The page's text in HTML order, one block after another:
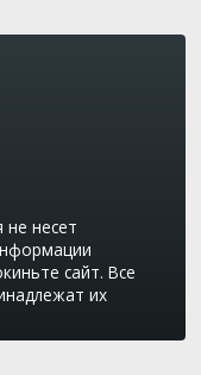
не несет
сайт. Все
их